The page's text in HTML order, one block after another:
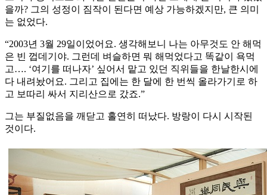
을까? 그의 성정이 짐작이 된다면 예상 가능하겠지만, 큰 의미
는 없었다.
“2003년 3월 29일이었어요. 생각해보니 나는 아무것도 안 해먹
은 빈 껍데기야. 그런데 벼슬하면 뭐 해먹었다고 똑같이 욕먹
고…. ‘여기를 떠나자’ 싶어서 맡고 있던 직위들을 한날한시에
다 내려놨어요. 그리고 집에는 한 달에 한 번씩 올라가기로 하
고 보따리 싸서 지리산으로 갔죠.”
그는 부질없음을 깨닫고 홀연히 떠났다. 방랑이 다시 시작된
것이다.